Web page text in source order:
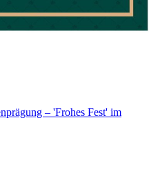
– 'Frohes Fest' im